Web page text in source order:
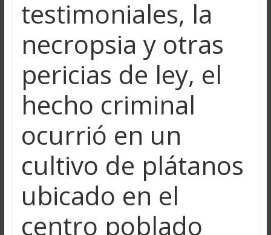
testimoniales, la
necropsia y otras
pericias de ley, el
hecho criminal
ocurrió en un
cultivo de plátanos
ubicado en el
centro poblado